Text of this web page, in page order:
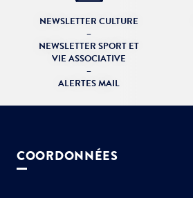
NEWSLETTER CULTURE
–
NEWSLETTER SPORT ET
VIE ASSOCIATIVE
–
ALERTES MAIL
COORDONNÉES